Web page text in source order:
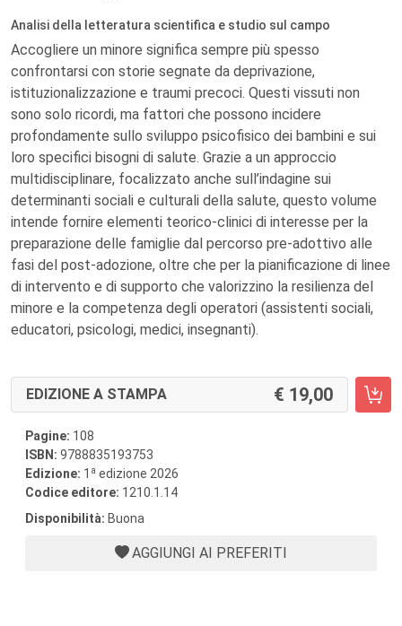
Analisi della letteratura scientifica e studio sul campo
Accogliere un minore significa sempre più spesso
confrontarsi con storie segnate da deprivazione,
istituzionalizzazione e traumi precoci. Questi vissuti non
sono solo ricordi, ma fattori che possono incidere
profondamente sullo sviluppo psicofisico dei bambini e sui
loro specifici bisogni di salute. Grazie a un approccio
multidisciplinare, focalizzato anche sull’indagine sui
determinanti sociali e culturali della salute, questo volume
intende fornire elementi teorico-clinici di interesse per la
preparazione delle famiglie dal percorso pre-adottivo alle
fasi del post-adozione, oltre che per la pianificazione di linee
di intervento e di supporto che valorizzino la resilienza del
minore e la competenza degli operatori (assistenti sociali,
educatori, psicologi, medici, insegnanti).
EDIZIONE A STAMPA 19,00
Pagine: 108
ISBN: 9788835193753
Edizione: 1 a edizione 2026
Codice editore: 1210.1.14
Disponibilità: Buona
AGGIUNGI AI PREFERITI